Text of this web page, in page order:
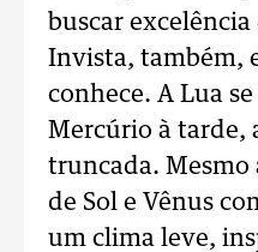
buscar
Invista, também,
conhece. A Lua
Mercúrio à tarde,
truncada. Mesmo
de Sol e Vênus
um clima leve,